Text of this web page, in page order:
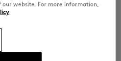
website. For more information,